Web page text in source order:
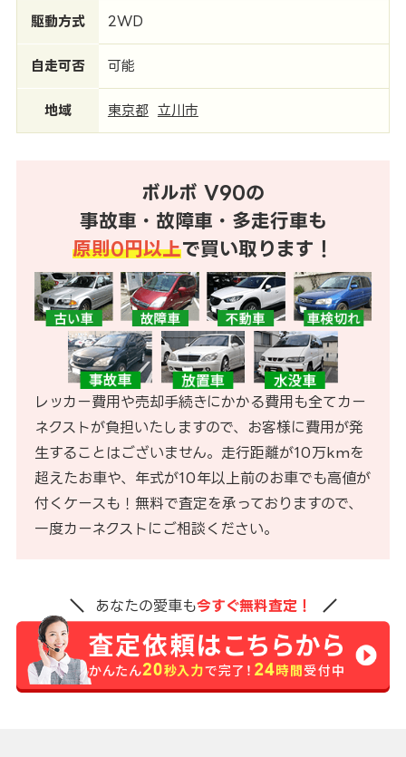
駆動方式 2WD
自走可否 可能
地域 東京都 立川市
ボルボ V90の
事故車・故障車・多走行車も
原則0円以上で買い取ります！
レッカー費用や売却手続きにかかる費用も全てカー
ネクストが負担いたしますので、お客様に費用が発
生することはございません。走行距離が10万kmを
超えたお車や、年式が10年以上前のお車でも高値が
付くケースも！無料で査定を承っておりますので、
一度カーネクストにご相談ください。
あなたの愛車も今すぐ無料査定！